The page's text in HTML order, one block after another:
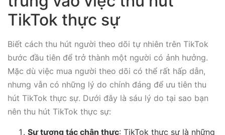
TikTok thực sự
Biết cách thu hút người theo dõi tự nhiên trên TikTok
bước đầu tiên để trở thành một người có ảnh hưởng.
Mặc dù việc mua người theo dõi có thể rất hấp dẫn,
nhưng vẫn có những lý do chính đáng để ưu tiên thu
hút TikTok thực sự. Dưới đây là sáu lý do tại sao bạn
nên thu hút TikTok thực sự:
Sự tương tác chân thực: TikTok thực sự là những